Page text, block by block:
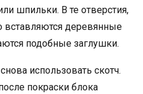
шпильки. В те отверстия,
вставляются деревянные
подобные заглушки.
использовать скотч.
покраски блока